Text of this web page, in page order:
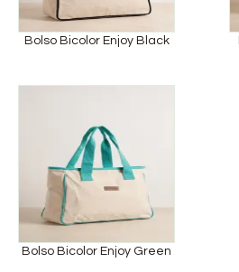
Bolso Bicolor Enjoy Black
Bolso Bicolor Enjoy Green